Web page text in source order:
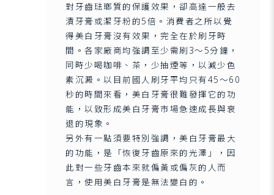
對牙齒琺瑯質的保護效果，卻高達一般去
漬牙膏或潔牙粉的5倍。消費者之所以覺
得美白牙膏沒有效果，完全在於刷牙時
間。各家廠商均強調至少需刷3～5分鐘，
同時少喝咖啡、茶，少抽煙等，以減少色
素沉澱。以目前國人刷牙平均只有45～60
秒的時間來看，美白牙膏很難發揮它的功
能，以致形成美白牙膏市場急速成長與衰
退的現象。
另外有一點須要特別強調，美白牙膏最大
的功能，是「恢復牙齒原來的光澤」，因
此對一些牙齒本來就偏黃或偏灰的人而
言，使用美白牙膏是無法變白的。